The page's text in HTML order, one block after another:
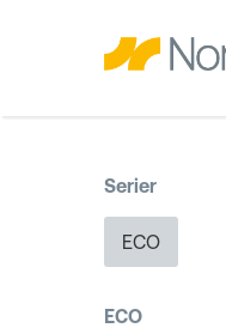
Serier
ECO
ECO